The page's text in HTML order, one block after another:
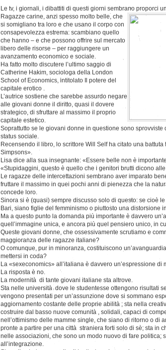
Le tv, i giornali, i dibattiti di questi giorni sembrano proporci
Ragazze carine, anzi spesso molto belle, che
si somigliano tra loro e che usano il corpo con
consapevolezza estrema: scambiano quello
che hanno – e che possono offrire sul mercato
libero delle risorse – per raggiungere un
avanzamento economico e sociale.
Ha fatto molto discutere l’ultimo saggio di
Catherine Hakim, sociologa della London
School of Economics, intitolato Il potere del
capitale erotico .
L’autrice sostiene che sarebbe assurdo negare
alle giovani donne il diritto, quasi il dovere
strategico, di sfruttare al massimo il proprio
capitale estetico.
Soprattutto se le giovani donne in questione sono
status sociale.
Recensendo il libro, lo scrittore Will Self ha citato una
Simpsons».
Lisa dice alla sua insegnante: «Essere belle non è
«Stupidaggini, questo è quello che i genitori brutti dicono
Le ragazze delle intercettazioni sembrano aver imparato
fruttare il massimo in quei pochi anni di pienezza che la
concede loro.
Sinora si è (quasi) sempre discusso solo di questo: se cioè
Bari, siano figlie del femminismo o piuttosto una distorsione
Ma a questo punto la domanda più importante è davvero
quell’immagine unica, e ancora più quel pensiero unico, in
Queste giovani donne, che ossessivamente scrutiamo e
maggioranza delle ragazze italiane?
O comunque, pur in minoranza, costituiscono
mettersi in coda?
La «sexeconomics» all’italiana è davvero un’espressione di
La risposta è no.
La modernità di tante giovani italiane sta altrove.
Sta nelle università dove le studentesse ottengono risultati
vengono presentati per un’assunzione dove si sommano
aggiornamento costante delle proprie abilità ; sta nella
costruire dal basso nuove comunità , solidali, capaci di
nell’ottimismo delle mamme single, che siano di ritorno o di
pronte a partire per una città straniera forti solo di sè; sta in
nelle associazioni, che sono un modo nuovo di fare politica;
all’integrazione.